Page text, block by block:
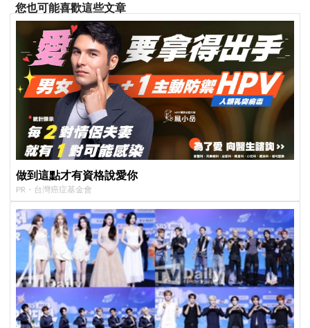
您也可能喜歡這些文章
做到這點才有資格說愛你
PR・台灣癌症基金會